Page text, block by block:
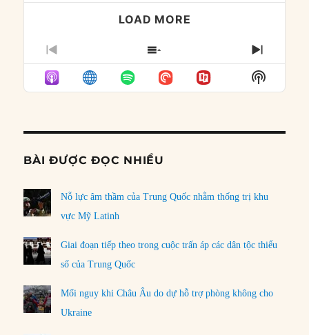
LOAD MORE
PREVIOUS
EPISODE
SHOW
EPISODES
LIST
NEXT
Show
Podcast
BÀI ĐƯỢC ĐỌC NHIỀU
Nỗ lực âm thầm của Trung Quốc nhằm thống trị khu
vực Mỹ Latinh
Giai đoạn tiếp theo trong cuộc trấn áp các dân tộc thiểu
số của Trung Quốc
Mối nguy khi Châu Âu do dự hỗ trợ phòng không cho
Ukraine